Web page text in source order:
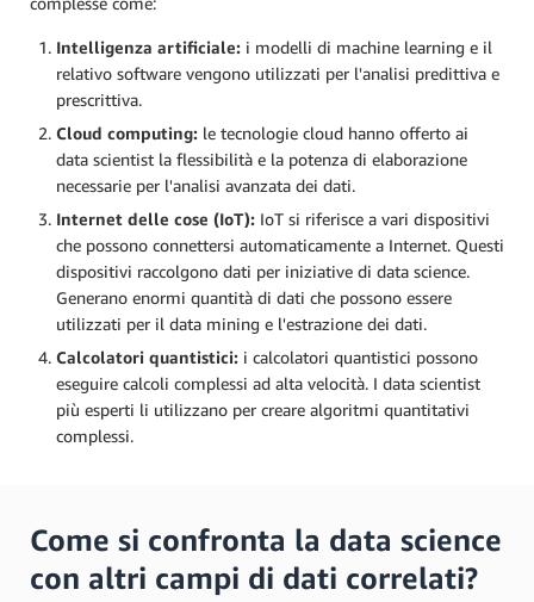
Intelligenza artificiale: i modelli di machine learning e il
relativo software vengono utilizzati per l'analisi predittiva e
prescrittiva.
Cloud computing: le tecnologie cloud hanno offerto ai
data scientist la flessibilità e la potenza di elaborazione
necessarie per l'analisi avanzata dei dati.
Internet delle cose (IoT): IoT si riferisce a vari dispositivi
che possono connettersi automaticamente a Internet. Questi
dispositivi raccolgono dati per iniziative di data science.
Generano enormi quantità di dati che possono essere
utilizzati per il data mining e l'estrazione dei dati.
Calcolatori quantistici: i calcolatori quantistici possono
eseguire calcoli complessi ad alta velocità. I data scientist
più esperti li utilizzano per creare algoritmi quantitativi
complessi.
Come si confronta la data science
con altri campi di dati correlati?